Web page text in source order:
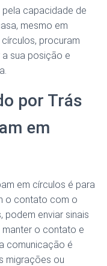
capacidade de
mesmo em
procuram
sua posição e
por Trás
em
em círculos é para
o contato com o
podem enviar sinais
manter o contato e
comunicação é
migrações ou